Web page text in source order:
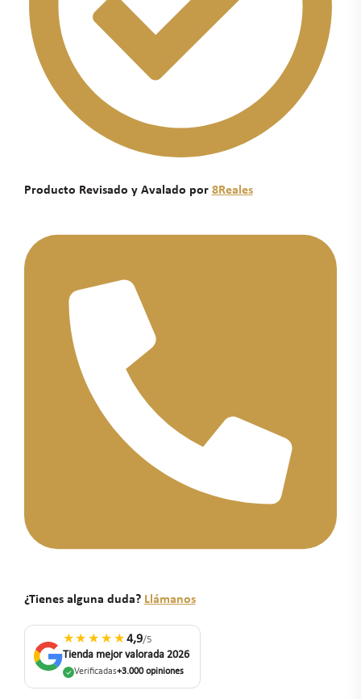
Producto Revisado y Avalado por 8Reales
¿Tienes alguna duda? Llámanos
★★★★★4,9/5
Tienda mejor valorada 2026
Verificadas+3.000 opiniones